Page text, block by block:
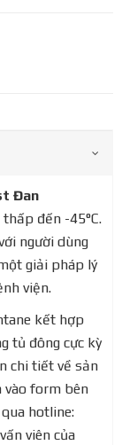
Đan
đến -45°C.
người dùng
giải pháp lý
viện.
kết hợp
tủ đông cực kỳ
chi tiết về sản
vào form bên
hotline:
viên của